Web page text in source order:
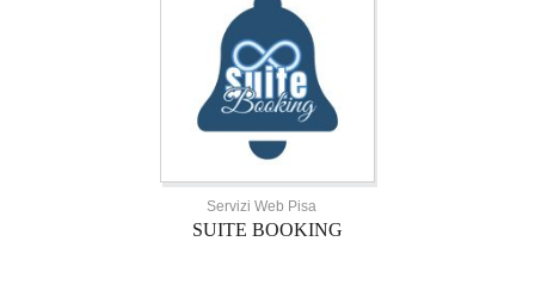
Servizi Web Pisa
SUITE BOOKING